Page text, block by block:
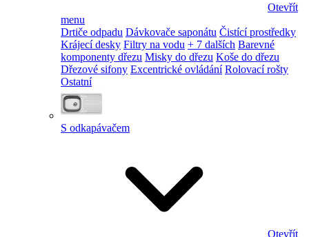
Otevřít
menu
Drtiče odpadu Dávkovače saponátu Čistící prostředky
Krájecí desky Filtry na vodu + 7 dalších Barevné
komponenty dřezu Misky do dřezu Koše do dřezu
Dřezové sifony Excentrické ovládání Rolovací rošty
Ostatní
S odkapávačem
Otevřít